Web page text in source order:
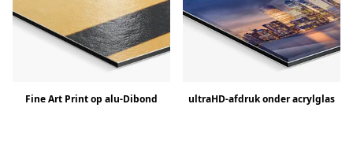
Fine Art Print op alu-Dibond ultraHD-afdruk onder acrylglas